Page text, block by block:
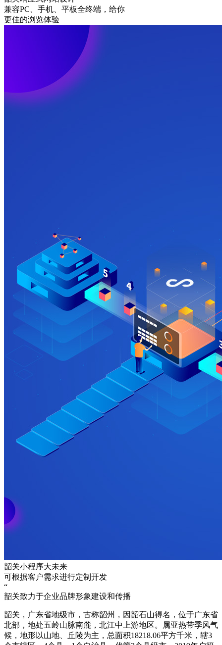
兼容PC、手机、平板全终端，给你
更佳的浏览体验
韶关小程序大未来
可根据客户需求进行定制开发
“
韶关致力于企业品牌形象建设和传播
韶关，广东省地级市，古称韶州，因韶石山得名，位于广东省
北部，地处五岭山脉南麓，北江中上游地区。属亚热带季风气
候，地形以山地、丘陵为主，总面积18218.06平方千米，辖3